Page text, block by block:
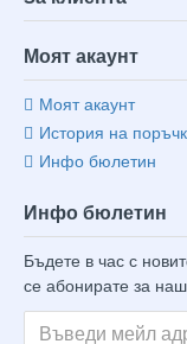
Моят акаунт
Моят акаунт
История на
Инфо бюлетин
Инфо бюлетин
Бъдете в час с
се абонирате за